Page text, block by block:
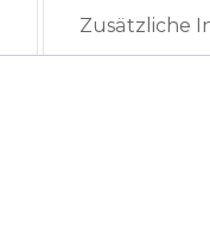
Zusätzliche